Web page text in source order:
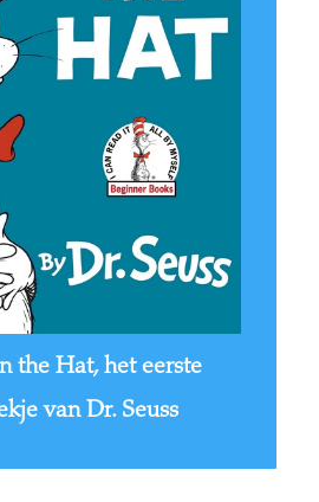
the Hat, het eerste
van Dr. Seuss